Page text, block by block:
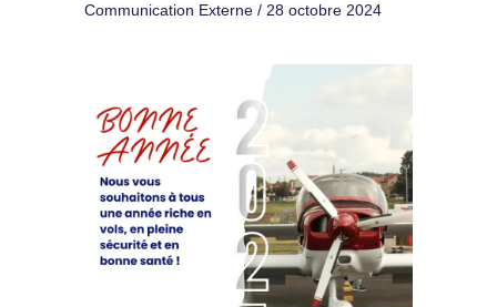
Communication Externe/ 28 octobre 2024